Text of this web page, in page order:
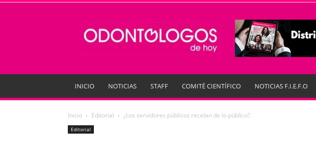
de
Hoy
INICIO NOTICIAS STAFF COMITÉ CIENTÍFICO NOTICIAS F.I.E.F.O
Inicio Editorial ¿Los servidores públicos recelan de lo público?
Editorial